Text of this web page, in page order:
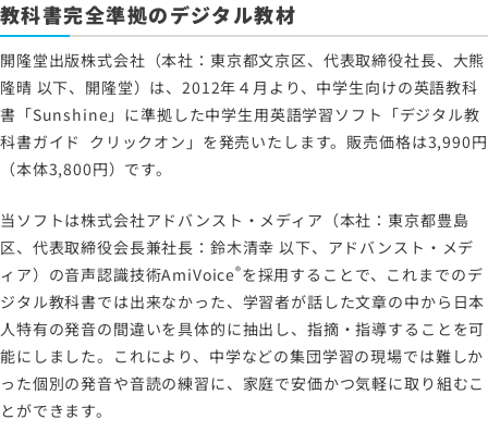
メールマガジン
教科書完全準拠のデジタル教材
開隆堂出版株式会社（本社：東京都文京区、代表取締役社長、大熊
隆晴 以下、開隆堂）は、2012年４月より、中学生向けの英語教科
書「Sunshine」に準拠した中学生用英語学習ソフト「デジタル教
科書ガイド クリックオン」を発売いたします。販売価格は3,990円
（本体3,800円）です。
当ソフトは株式会社アドバンスト・メディア（本社：東京都豊島
区、代表取締役会長兼社長：鈴木清幸 以下、アドバンスト・メデ
ィア）の音声認識技術AmiVoice®を採用することで、これまでのデ
ジタル教科書では出来なかった、学習者が話した文章の中から日本
人特有の発音の間違いを具体的に抽出し、指摘・指導することを可
能にしました。これにより、中学などの集団学習の現場では難しか
った個別の発音や音読の練習に、家庭で安価かつ気軽に取り組むこ
とができます。